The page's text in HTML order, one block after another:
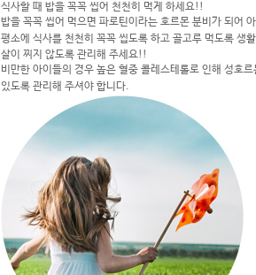
식사할 때 밥을 꼭꼭 씹어 천천히 먹게 하세요!!
밥을 꼭꼭 씹어 먹으면 파로틴이라는 호르몬 분비가 되어
평소에 식사를 천천히 꼭꼭 씹도록 하고 골고루 먹도록 생
살이 찌지 않도록 관리해 주세요!!
비만한 아이들의 경우 높은 혈중 콜레스테롤로 인해 성호
있도록 관리 해 주셔야 합니다.